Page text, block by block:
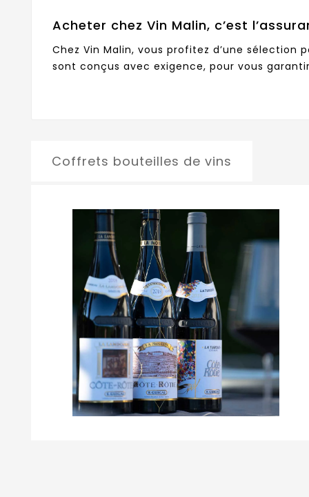
Acheter chez Vin Malin, c’est
Chez Vin Malin, vous profitez d’une sélection
sont conçus avec exigence, pour vous
Coffrets bouteilles de vins